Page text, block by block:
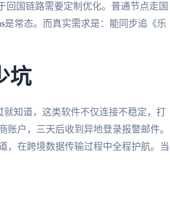
回国链路需要定制优化。普通节点走国
是常态。而真实需求是：能同步追《乐
坑
就知道，这类软件不仅连接不稳定，打
户，三天后收到异地登录报警邮件。
，在跨境数据传输过程中全程护航。当